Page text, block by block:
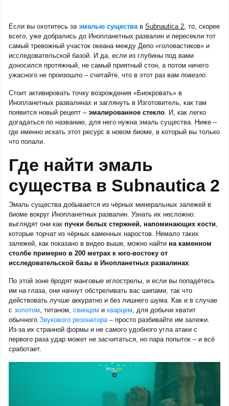
Если вы охотитесь за эмалью существав Subnautica 2, то, скорее
всего, уже добрались до Инопланетных развалин и пересекли тот
самый тревожный участок океана между Депо «головастиков» и
исследовательской базой. И да, если из глубины под вами
доносился протяжный, не самый приятный стон, а потом ничего
ужасного не произошло – считайте, что в этот раз вам повезло.
Стоит активировать точку возрождения «Биокровать» в
Инопланетных развалинах и заглянуть в Изготовитель, как там
появится новый рецепт – эмалированное стекло. И, как легко
догадаться по названию, для него нужна эмаль существа. Ниже –
где именно искать этот ресурс в новом биоме, в который вы только
что попали.
Где найти эмаль
существа в Subnautica 2
Эмаль существа добывается из чёрных минеральных залежей в
биоме вокруг Инопланетных развалин. Узнать их несложно:
выглядят они как пучки белых стержней, напоминающих кости,
которые торчат из чёрных каменных наростов. Немало таких
залежей, как показано в видео выше, можно найти на каменном
столбе примерно в 200 метрах к юго-востоку от
исследовательской базы в Инопланетных развалинах.
По этой зоне бродят манговые иглострелы, и если вы попадётесь
им на глаза, они начнут обстреливать вас шипами, так что
действовать лучше аккуратно и без лишнего шума. Как и в случае
с золотом, титаном, свинцом и кварцем, для добычи хватит
обычного Звукового резонатора– просто разбивайте им залежи.
Из-за их странной формы и не самого удобного угла атаки с
первого раза удар может не засчитаться, но пара попыток – и всё
сработает.